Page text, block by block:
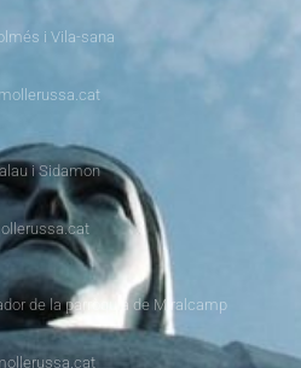
i Vila-sana
i Sidamon
de la parròquia de Miralcamp